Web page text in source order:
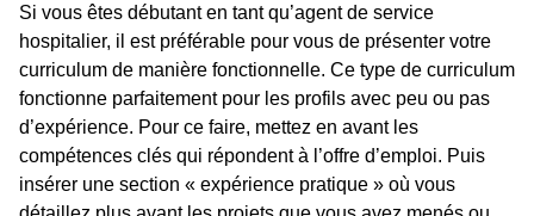
Si vous êtes débutant en tant qu’agent de service
hospitalier, il est préférable pour vous de présenter votre
curriculum de manière fonctionnelle. Ce type de curriculum
fonctionne parfaitement pour les profils avec peu ou pas
d’expérience. Pour ce faire, mettez en avant les
compétences clés qui répondent à l’offre d’emploi. Puis
insérer une section « expérience pratique » où vous